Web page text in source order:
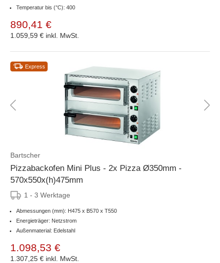
Temperatur bis (°C): 400
890,41 €
1.059,59 € inkl. MwSt.
Express
Bartscher
Pizzabackofen Mini Plus - 2x Pizza Ø350mm -
570x550x(h)475mm
1 - 3 Werktage
Abmessungen (mm): H475 x B570 x T550
Energieträger: Netzstrom
Außenmaterial: Edelstahl
1.098,53 €
1.307,25 € inkl. MwSt.